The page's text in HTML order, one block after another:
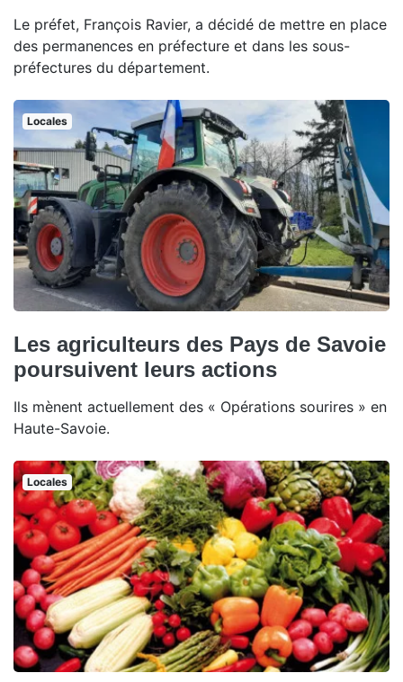
Le préfet, François Ravier, a décidé de mettre en place
des permanences en préfecture et dans les sous-
préfectures du département.
Locales
Les agriculteurs des Pays de Savoie
poursuivent leurs actions
Ils mènent actuellement des « Opérations sourires » en
Haute-Savoie.
Locales